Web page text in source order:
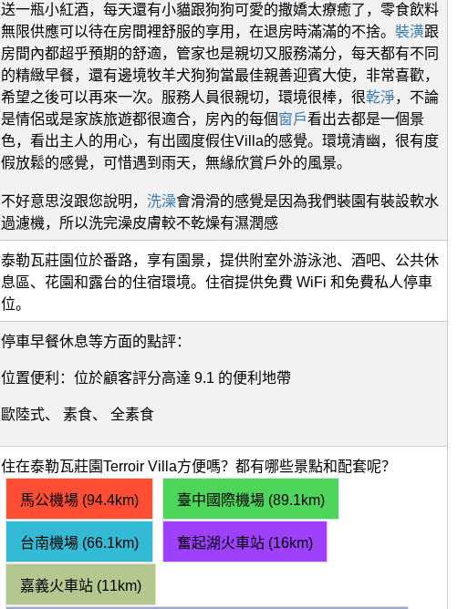
送一瓶小紅酒，每天還有小貓跟狗狗可愛的撒嬌太療癒了，零食飲料
無限供應可以待在房間裡舒服的享用，在退房時滿滿的不捨。 裝潢跟
房間內都超乎預期的舒適，管家也是親切又服務滿分，每天都有不同
的精緻早餐，還有邊境牧羊犬狗狗當最佳親善迎賓大使，非常喜歡，
希望之後可以再來一次。服務人員很親切，環境很棒，很乾淨，不論
是情侶或是家族旅遊都很適合，房內的每個窗戶看出去都是一個景
色，看出主人的用心，有出國度假住Villa的感覺。環境清幽，很有度
假放鬆的感覺，可惜遇到雨天，無緣欣賞戶外的風景。
不好意思沒跟您說明， 洗澡會滑滑的感覺是因為我們裝園有裝設軟水
過濾機，所以洗完澡皮膚較不乾燥有濕潤感
泰勒瓦莊園位於番路，享有園景，提供附室外游泳池、酒吧、公共休
息區、花園和露台的住宿環境。住宿提供免費 WiFi 和免費私人停車
位。
停車早餐休息等方面的點評：
位置便利：位於顧客評分高達 9.1 的便利地帶
歐陸式、 素食、 全素食
住在泰勒瓦莊園Terroir Villa方便嗎？都有哪些景點和配套呢？
馬公機場 (94.4km) 臺中國際機場 (89.1km)
台南機場 (66.1km) 奮起湖火車站 (16km)
嘉義火車站 (11km)